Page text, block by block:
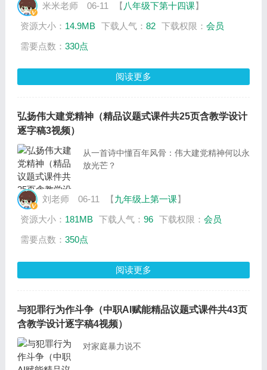
米米老师 06-11 【 八年级下第十四课】
资源大小： 14.9MB 下载人气： 82 下载权限： 会员
需要点数： 330点
阅读更多
弘扬伟大建党精神（精品议题式课件共25页含教学设计
逐字稿3视频）
从一首诗中懂百年风骨：伟大建党精神何以永
放光芒？
刘老师 06-11 【九年级上第一课】
资源大小： 181MB 下载人气： 96 下载权限： 会员
需要点数： 350点
阅读更多
与犯罪行为作斗争（中职AI赋能精品议题式课件共43页
含教学设计逐字稿4视频）
对家庭暴力说不